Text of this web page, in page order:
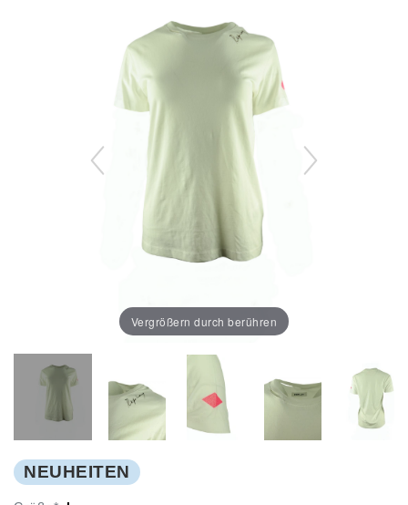
Vergrößern durch berühren
NEUHEITEN